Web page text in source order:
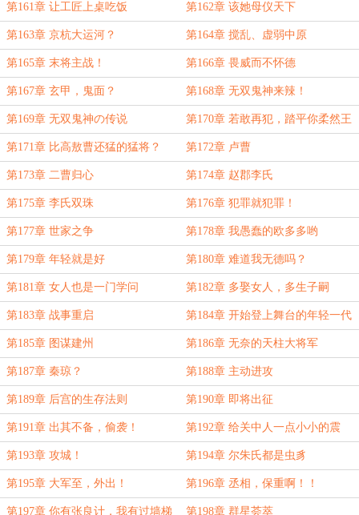
第161章 让工匠上桌吃饭 第162章 该她母仪天下
第163章 京杭大运河？ 第164章 搅乱、虚弱中原
第165章 末将主战！ 第166章 畏威而不怀德
第167章 玄甲，鬼面？ 第168章 无双鬼神来辣！
第169章 无双鬼神の传说 第170章 若敢再犯，踏平你柔然王
庭！
第171章 比高敖曹还猛的猛将？ 第172章 卢曹
第173章 二曹归心 第174章 赵郡李氏
第175章 李氏双珠 第176章 犯罪就犯罪！
第177章 世家之争 第178章 我愚蠢的欧多多哟
第179章 年轻就是好 第180章 难道我无德吗？
第181章 女人也是一门学问 第182章 多娶女人，多生子嗣
第183章 战事重启 第184章 开始登上舞台的年轻一代
第185章 图谋建州 第186章 无奈的天柱大将军
第187章 秦琼？ 第188章 主动进攻
第189章 后宫的生存法则 第190章 即将出征
第191章 出其不备，偷袭！ 第192章 给关中人一点小小的震
撼！
第193章 攻城！ 第194章 尔朱氏都是虫豸
第195章 大军至，外出！ 第196章 丞相，保重啊！！
第197章 你有张良计，我有过墙梯 第198章 群星荟萃